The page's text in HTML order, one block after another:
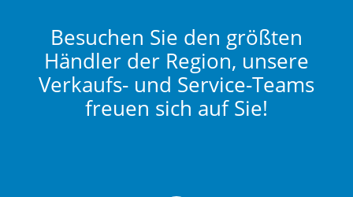
Besuchen Sie den größten
Händler der Region, unsere
Verkaufs- und Service-Teams
freuen sich auf Sie!